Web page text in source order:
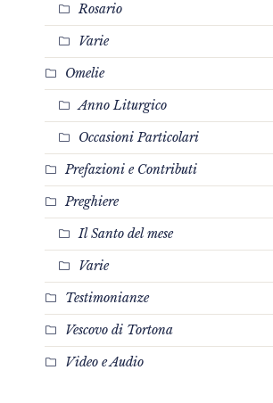
Rosario
Varie
Omelie
Anno Liturgico
Occasioni Particolari
Prefazioni e Contributi
Preghiere
Il Santo del mese
Varie
Testimonianze
Vescovo di Tortona
Video e Audio